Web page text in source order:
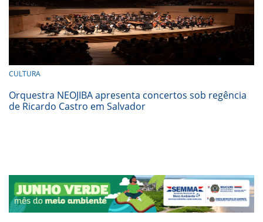
CULTURA
Orquestra NEOJIBA apresenta concertos sob regência
de Ricardo Castro em Salvador